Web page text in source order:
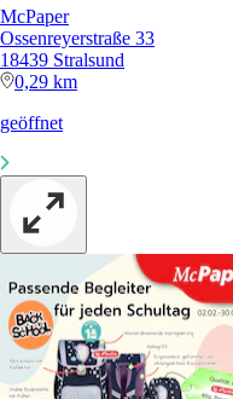
McPaper
Ossenreyerstraße 33
18439 Stralsund
0,29 km
geöffnet